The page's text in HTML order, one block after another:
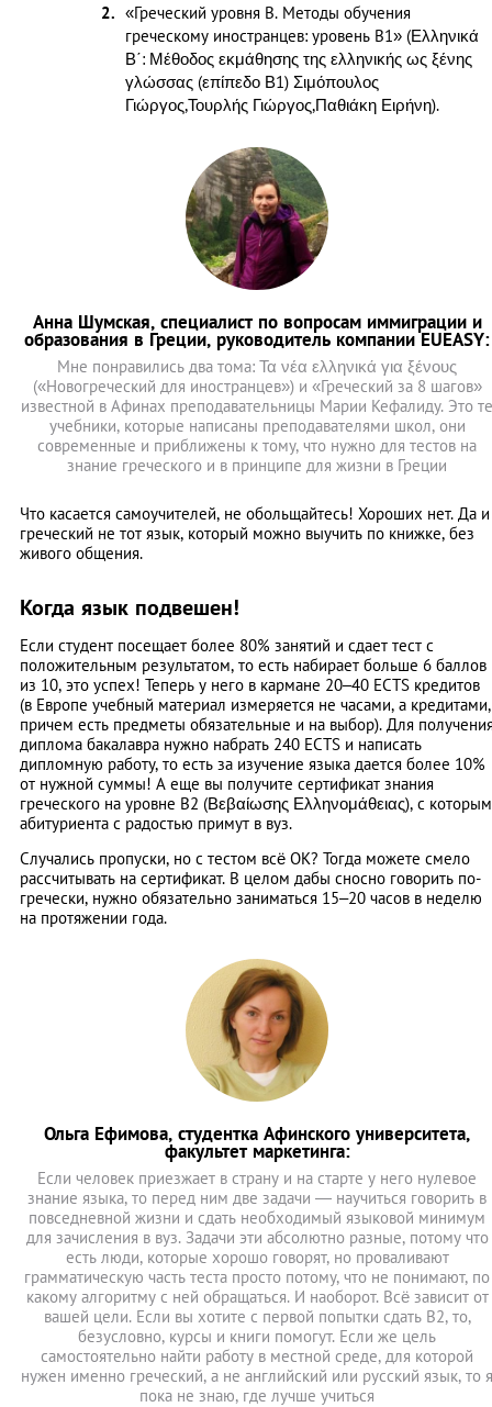
«Греческий уровня В. Методы обучения
греческому иностранцев: уровень В1» (Ελληνικά
Β΄: Μέθοδος εκμάθησης της ελληνικής ως ξένης
γλώσσας (επίπεδο Β1) Σιμόπουλος
Γιώργος,Τουρλής Γιώργος,Παθιάκη Ειρήνη).
Анна Шумская, специалист по вопросам иммиграции и
образования в Греции, руководитель компании EUEASY:
Мне понравились два тома: Τα νέα ελληνικά για ξένους
(«Новогреческий для иностранцев») и «Греческий за 8 шагов»
известной в Афинах преподавательницы Марии Кефалиду. Это те
учебники, которые написаны преподавателями школ, они
современные и приближены к тому, что нужно для тестов на
знание греческого и в принципе для жизни в Греции
Что касается самоучителей, не обольщайтесь! Хороших нет. Да и
греческий не тот язык, который можно выучить по книжке, без
живого общения.
Когда язык подвешен!
Если студент посещает более 80% занятий и сдает тест с
положительным результатом, то есть набирает больше 6 баллов
из 10, это успех! Теперь у него в кармане 20–40 ECTS кредитов
(в Европе учебный материал измеряется не часами, а кредитами,
причем есть предметы обязательные и на выбор). Для
диплома бакалавра нужно набрать 240 ECTS и написать
дипломную работу, то есть за изучение языка дается более 10%
от нужной суммы! А еще вы получите сертификат знания
греческого на уровне В2 (Βεβαίωσης Ελληνομάθειας), с которым
абитуриента с радостью примут в вуз.
Случались пропуски, но c тестом всё ОК? Тогда можете смело
рассчитывать на сертификат. В целом дабы сносно говорить по-
гречески, нужно обязательно заниматься 15–20 часов в неделю
на протяжении года.
Ольга Ефимова, студентка Афинского университета,
факультет маркетинга:
Если человек приезжает в страну и на старте у него нулевое
знание языка, то перед ним две задачи — научиться говорить в
повседневной жизни и сдать необходимый языковой минимум
для зачисления в вуз. Задачи эти абсолютно разные, потому что
есть люди, которые хорошо говорят, но проваливают
грамматическую часть теста просто потому, что не понимают, по
какому алгоритму с ней обращаться. И наоборот. Всё зависит от
вашей цели. Если вы хотите с первой попытки сдать B2, то,
безусловно, курсы и книги помогут. Если же цель
самостоятельно найти работу в местной среде, для которой
нужен именно греческий, а не английский или русский язык, то я
пока не знаю, где лучше учиться